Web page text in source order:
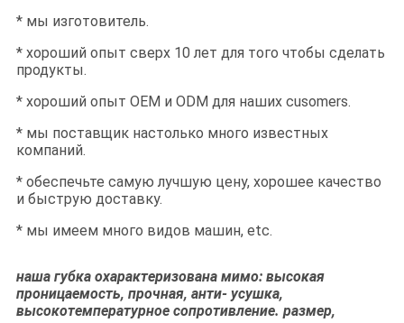
* мы изготовитель.
* хороший опыт сверх 10 лет для того чтобы сделать
продукты.
* хороший опыт OEM и ODM для наших cusomers.
* мы поставщик настолько много известных
компаний.
* обеспечьте самую лучшую цену, хорошее качество
и быструю доставку.
* мы имеем много видов машин, etc.
наша губка охарактеризована мимо: высокая
проницаемость, прочная, анти- усушка,
высокотемпературное сопротивление. размер,